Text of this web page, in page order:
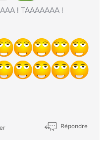
! TAAAAAAA !
Répondre